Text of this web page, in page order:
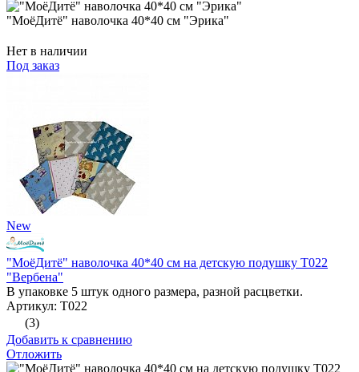
"МоёДитё" наволочка 40*40 см "Эрика"
Нет в наличии
Под заказ
New
"МоёДитё" наволочка 40*40 см на детскую подушку Т022
"Вербена"
В упаковке 5 штук одного размера, разной расцветки.
Артикул: Т022
(3)
Добавить к сравнению
Отложить